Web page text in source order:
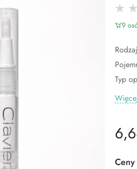
9
Rodzaj
Typ